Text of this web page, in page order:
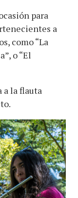
para
a
como “La
o “El
a la flauta